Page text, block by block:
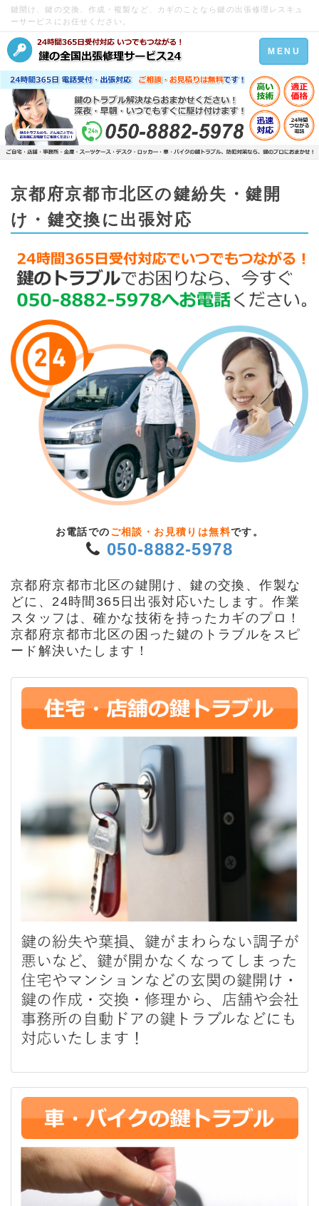
鍵開け、鍵の交換、作成・複製など、カギのことなら鍵の出張修理レスキュ
ーサービスにお任せください。
Toggle
navigation
MENU
京都府京都市北区の鍵紛失・鍵開
け・鍵交換に出張対応
お電話での ご相談・お見積りは無料です。
050-8882-5978
京都府京都市北区の鍵開け、鍵の交換、作製な
どに、24時間365日出張対応いたします。作業
スタッフは、確かな技術を持ったカギのプロ！
京都府京都市北区の困った鍵のトラブルをスピ
ード解決いたします！